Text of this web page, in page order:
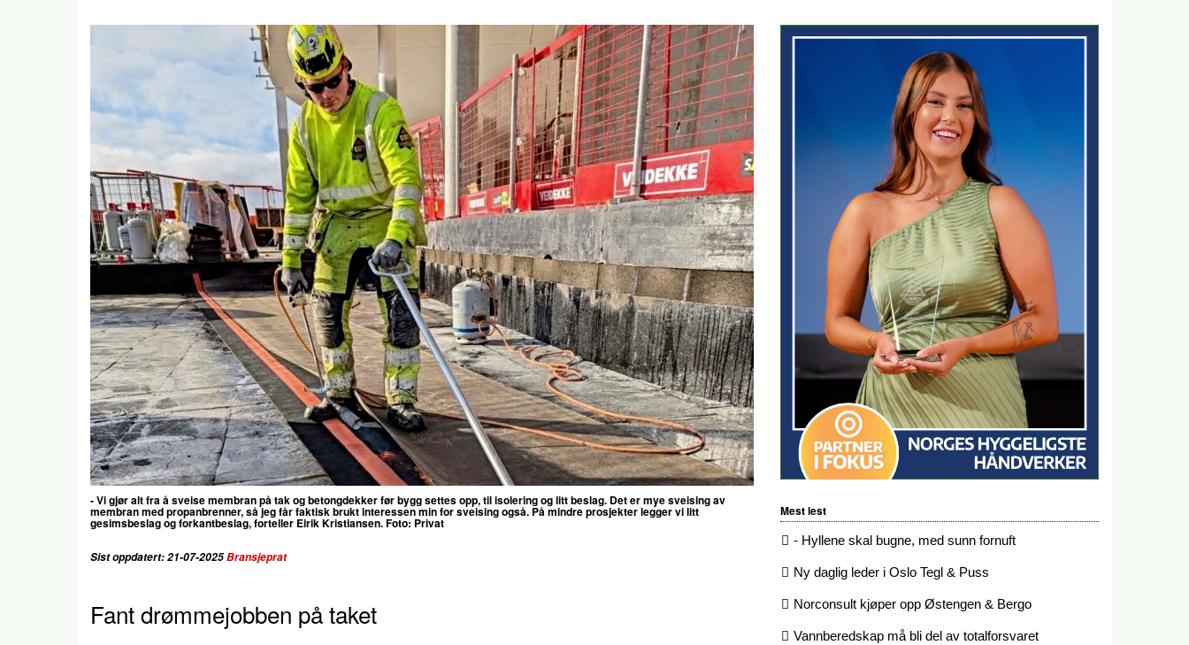
- Vi gjør alt fra å sveise membran på tak og betongdekker før bygg settes opp, til isolering og litt beslag. Det er mye sveising av
membran med propanbrenner, så jeg får faktisk brukt interessen min for sveising også. På mindre prosjekter legger vi litt
gesimsbeslag og forkantbeslag, forteller Eirik Kristiansen. Foto: Privat
Sist oppdatert: 21-07-2025Bransjeprat
Fant drømmejobben på taket
Mest lest
- Hyllene skal bugne, med sunn fornuft
Ny daglig leder i Oslo Tegl & Puss
Norconsult kjøper opp Østengen & Bergo
Vannberedskap må bli del av totalforsvaret